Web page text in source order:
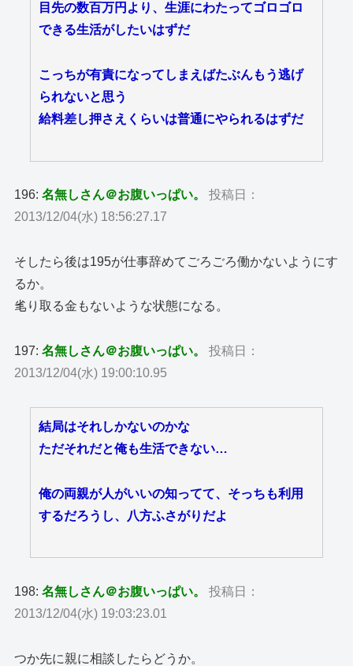
目先の数百万円より、生涯にわたってゴロゴロ
できる生活がしたいはずだ
こっちが有責になってしまえばたぶんもう逃げ
られないと思う
給料差し押さえくらいは普通にやられるはずだ
196:名無しさん＠お腹いっぱい。
投稿日：
2013/12/04(水) 18:56:27.17
そしたら後は195が仕事辞めてごろごろ働かないようにす
るか。
毟り取る金もないような状態になる。
197:名無しさん＠お腹いっぱい。
投稿日：
2013/12/04(水) 19:00:10.95
結局はそれしかないのかな
ただそれだと俺も生活できない…
俺の両親が人がいいの知ってて、そっちも利用
するだろうし、八方ふさがりだよ
198:名無しさん＠お腹いっぱい。
投稿日：
2013/12/04(水) 19:03:23.01
つか先に親に相談したらどうか。